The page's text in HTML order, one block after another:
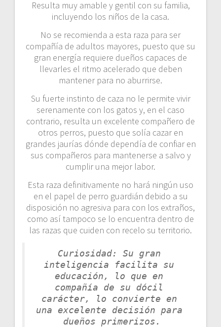
Resulta muy amable y gentil con su familia,
incluyendo los niños de la casa.
No se recomienda a esta raza para ser
compañía de adultos mayores, puesto que su
gran energía requiere dueños capaces de
llevarles el ritmo acelerado que deben
mantener para no aburrirse.
Su fuerte instinto de caza no le permite vivir
serenamente con los gatos y, en el caso
contrario, resulta un excelente compañero de
otros perros, puesto que solía cazar en
grandes jaurías dónde dependía de confiar en
sus compañeros para mantenerse a salvo y
cumplir una mejor labor.
Esta raza definitivamente no hará ningún uso
en el papel de perro guardián debido a su
disposición no agresiva para con los extraños,
como así tampoco se lo encuentra dentro de
las razas que cuiden con recelo su territorio.
Curiosidad: Su gran
inteligencia facilita su
educación, lo que en
compañía de su dócil
carácter, lo convierte en
una excelente decisión para
dueños primerizos.